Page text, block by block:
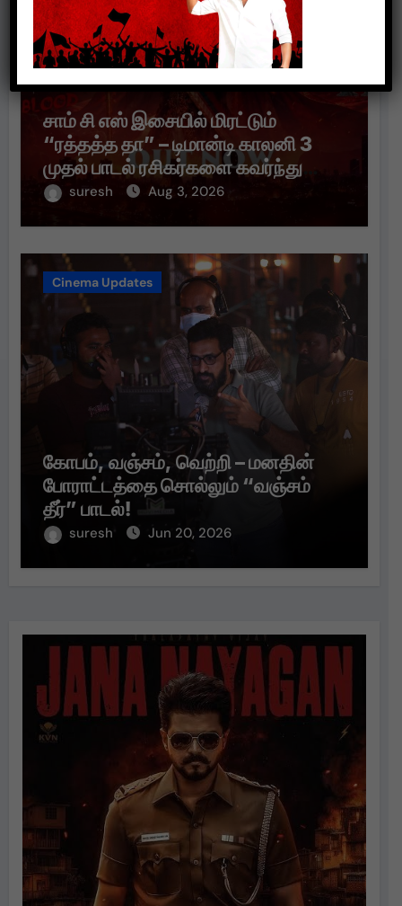
சாம் சி எஸ் இசையில் மிரட்டும்
“ரத்தத்த தா” – டிமான்டி காலனி 3
முதல் பாடல் ரசிகர்களை கவர்ந்து
வருகிறது!
suresh Aug 3, 2026
Cinema Updates
கோபம், வஞ்சம், வெற்றி – மனதின்
போராட்டத்தை சொல்லும் “வஞ்சம்
தீர்” பாடல்!
suresh Jun 20, 2026